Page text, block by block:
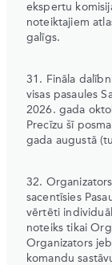
ekspertu
noteiktajiem
galīgs.
31. Fināla
visas pasaules
2026. gada
Precīzu šī
gada augustā
32.
sacentīsies
vērtēti
noteiks tikai
Organizators
komandu